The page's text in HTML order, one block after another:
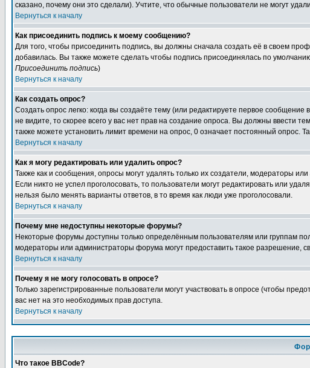
сказано, почему они это сделали). Учтите, что обычные пользователи не могут
Вернуться к началу
Как присоединить подпись к моему сообщению?
Для того, чтобы присоединить подпись, вы должны сначала создать её в своем
добавилась. Вы также можете сделать чтобы подпись присоединялась по
Присоединить подпись)
Вернуться к началу
Как создать опрос?
Создать опрос легко: когда вы создаёте тему (или редактируете первое
не видите, то скорее всего у вас нет прав на создание опроса. Вы должны ввести
также можете установить лимит времени на опрос, 0 означает постоянный опрос.
Вернуться к началу
Как я могу редактировать или удалить опрос?
Также как и сообщения, опросы могут удалять только их создатели, модераторы
Если никто не успел проголосовать, то пользователи могут редактировать или
нельзя было менять варианты ответов, в то время как люди уже проголосовали.
Вернуться к началу
Почему мне недоступны некоторые форумы?
Некоторые форумы доступны только определённым пользователям или группам
модераторы или администраторы форума могут предоставить такое разрешение,
Вернуться к началу
Почему я не могу голосовать в опросе?
Только зарегистрированные пользователи могут участвовать в опросе (чтобы
вас нет на это необходимых прав доступа.
Вернуться к началу
Что такое BBCode?